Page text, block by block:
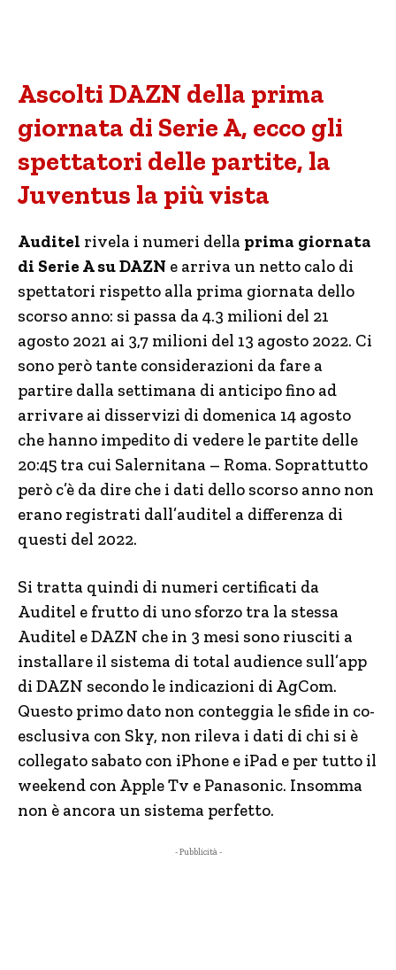
Ascolti DAZN della prima
giornata di Serie A, ecco gli
spettatori delle partite, la
Juventus la più vista
Auditel rivela i numeri della prima giornata
di Serie A su DAZN e arriva un netto calo di
spettatori rispetto alla prima giornata dello
scorso anno: si passa da 4.3 milioni del 21
agosto 2021 ai 3,7 milioni del 13 agosto 2022. Ci
sono però tante considerazioni da fare a
partire dalla settimana di anticipo fino ad
arrivare ai disservizi di domenica 14 agosto
che hanno impedito di vedere le partite delle
20:45 tra cui Salernitana – Roma. Soprattutto
però c’è da dire che i dati dello scorso anno non
erano registrati dall’auditel a differenza di
questi del 2022.
Si tratta quindi di numeri certificati da
Auditel e frutto di uno sforzo tra la stessa
Auditel e DAZN che in 3 mesi sono riusciti a
installare il sistema di total audience sull’app
di DAZN secondo le indicazioni di AgCom.
Questo primo dato non conteggia le sfide in co-
esclusiva con Sky, non rileva i dati di chi si è
collegato sabato con iPhone e iPad e per tutto il
weekend con Apple Tv e Panasonic. Insomma
non è ancora un sistema perfetto.
- Pubblicità -